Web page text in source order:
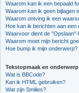
Waarom kan ik een bepaald
Waarom kan ik geen bijlagen
Waarom ontving ik een
Hoe kan ik berichten aan een
Waarvoor dient de
Waarom moet mijn bericht
Hoe bump ik mijn onderwerp?
Tekstopmaak en
Wat is BBCode?
Kan ik HTML gebruiken?
Wat zijn Smilies?